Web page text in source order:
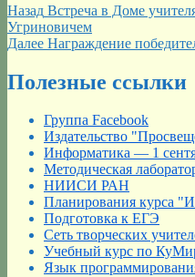
Навигация
по
Назад Предыдущая
запись:
Встреча в Доме
Угриновичем
Далее Следующая
Награждение
Полезные ссылки
Группа Facebook
Издательство
Информатика — 1
Методическая
НИИСИ РАН
Планирования курса
Подготовка к ЕГЭ
Сеть творческих
Учебный курс по
Язык